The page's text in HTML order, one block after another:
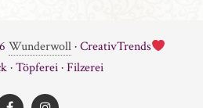
Wunderwoll· CreativTrends
· Töpferei · Filzerei